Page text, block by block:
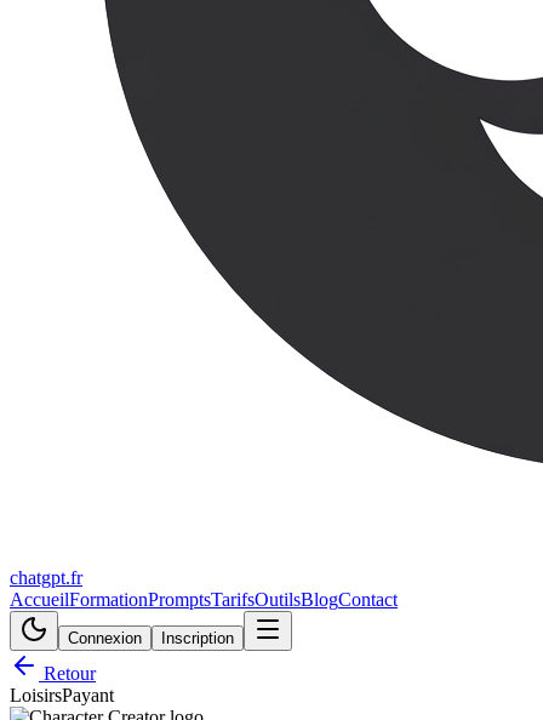
chatgpt.fr
AccueilFormationPromptsTarifsOutilsBlogContact
Connexion Inscription
Retour
LoisirsPayant